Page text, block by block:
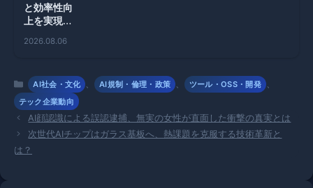
と効率性向
上を実現す
ェントの新
2026.08.06
カ
テ
ゴ
リ
ー
AI社会・文化 、 AI規制・倫理・政策 、 ツール・OSS・開発 、
テック企業動向
AI顔認識による誤認逮捕、無実の女性が直面した衝撃の真実とは
次世代AIチップはガラス基板へ、熱課題を克服する技術革新と
は？